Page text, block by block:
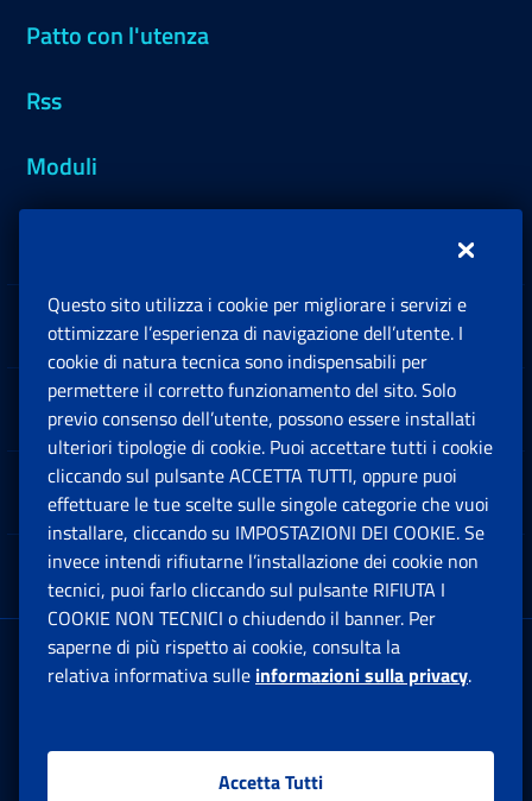
Patto con l'utenza
Rss
Moduli
Sedi e Contatti
Software
Note Legali
App mobile
Sede Legale : Via Ciro il Grande, 21
00144 Roma
Questo sito utilizza i cookie per migliorare i servizi e
ottimizzare l’esperienza di navigazione dell’utente. I
cookie di natura tecnica sono indispensabili per
permettere il corretto funzionamento del sito. Solo
previo consenso dell’utente, possono essere installati
ulteriori tipologie di cookie. Puoi accettare tutti i cookie
cliccando sul pulsante ACCETTA TUTTI, oppure puoi
effettuare le tue scelte sulle singole categorie che vuoi
installare, cliccando su IMPOSTAZIONI DEI COOKIE. Se
invece intendi rifiutarne l’installazione dei cookie non
tecnici, puoi farlo cliccando sul pulsante RIFIUTA I
COOKIE NON TECNICI o chiudendo il banner. Per
saperne di più rispetto ai cookie, consulta la
relativa informativa sulle informazioni sulla privacy.
Accetta Tutti